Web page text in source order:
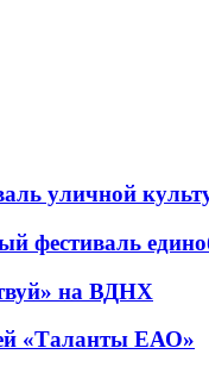
уличной
фестиваль
на ВДНХ
«Таланты ЕАО»